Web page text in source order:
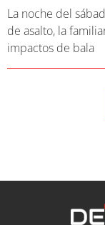
La noche del
de asalto, la
impactos de bala